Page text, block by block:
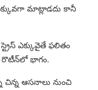
మాట్లాడదు కానీ
ఎక్కువైతే ఫలితం
రొటీన్‌లో భాగం.
ఆసనాలు నుంచి